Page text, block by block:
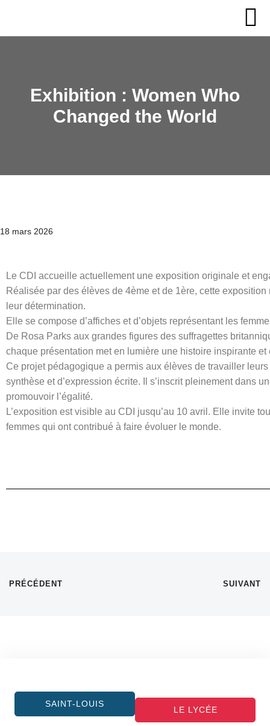
Exhibition : Women Who
Changed the World
18 mars 2026
Le CDI accueille actuellement une exposition originale et
Réalisée par des élèves de 4ème et de 1ère, cette
leur détermination.
Elle se compose d’affiches et d’objets représentant les
De Rosa Parks aux grandes figures des suffragettes
chaque présentation met en lumière une histoire inspirante et
Ce projet pédagogique a permis aux élèves de travailler
synthèse et d’expression écrite. Il s’inscrit pleinement dans
promouvoir l’égalité.
L’exposition est visible au CDI jusqu’au 10 avril. Elle invite
femmes qui ont contribué à faire évoluer le monde.
PRÉCÉDENT SUIVANT
SAINT-LOUIS
LE LYCÉE